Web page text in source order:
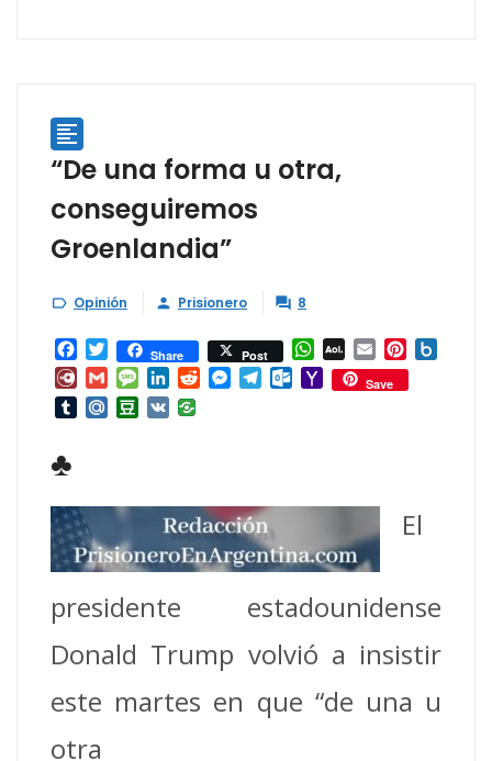

“De una forma u otra,
conseguiremos
Groenlandia”
 Opinión  Prisionero  8
Facebook
TwitterShare Post WhatsApp
AOL
Mail
Email Pinterest
Diary.RuGmailMessage
LinkedInRedditMessenger
TelegramOutlook.com
YahooSave
TumblrMail.RuDouban
VK
♣
El
presidente estadounidense
Donald Trump volvió a insistir
este martes en que “de una u
otra